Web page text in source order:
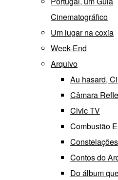
Cinematográfico
Um lugar na coxia
Week-End
Arquivo
Au hasard,
Câmara
Civic TV
Combustão
Contos do
Do álbum